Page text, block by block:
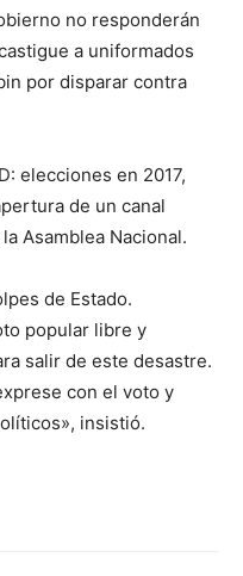
no responderán
a uniformados
por disparar contra
elecciones en 2017,
de un canal
Asamblea Nacional.
de Estado.
popular libre y
salir de este desastre.
con el voto y
insistió.